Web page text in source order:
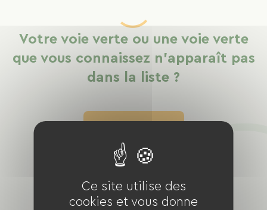
Votre voie verte ou une voie verte
que vous connaissez n'apparaît pas
dans la liste ?
Ce site utilise des
cookies et vous donne